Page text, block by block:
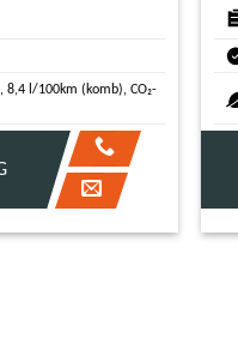
8,4 l/100km (komb), CO₂-